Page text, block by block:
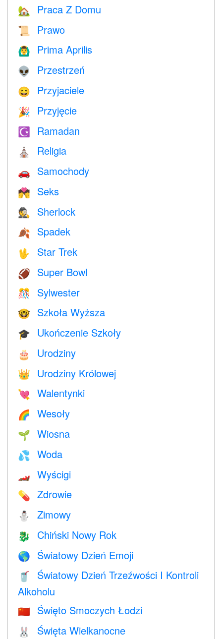
🏡 Praca Z Domu
📜 Prawo
🙆‍♂️ Prima Aprilis
👽 Przestrzeń
😄 Przyjaciele
🎉 Przyjęcie
☪️ Ramadan
⛪️ Religia
🚗 Samochody
💏 Seks
🕵️ Sherlock
🍂 Spadek
🖖 Star Trek
🏈 Super Bowl
🎊 Sylwester
🤓 Szkoła Wyższa
🎓 Ukończenie Szkoły
🎂 Urodziny
👑 Urodziny Królowej
💘 Walentynki
🌈 Wesoły
🌱 Wiosna
💦 Woda
🏎 Wyścigi
💊 Zdrowie
⛄ Zimowy
🐉 Chiński Nowy Rok
🌎 Światowy Dzień Emoji
🥤
Światowy Dzień Trzeźwości I Kontroli
Alkoholu
🇨🇳 Święto Smoczych Łodzi
🐰 Święta Wielkanocne